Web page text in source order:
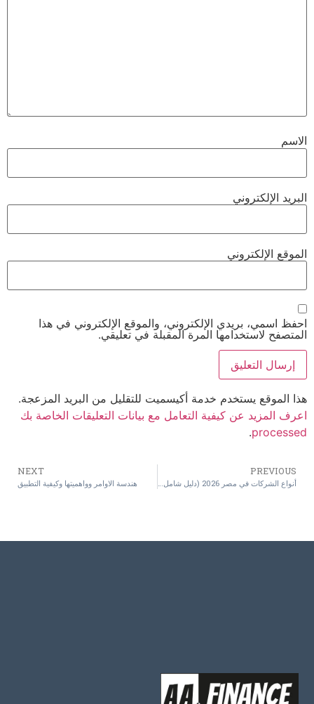
الاسم
البريد الإلكتروني
الموقع الإلكتروني
احفظ اسمي، بريدي الإلكتروني، والموقع الإلكتروني في هذا
المتصفح لاستخدامها المرة المقبلة في تعليقي.
هذا الموقع يستخدم خدمة أكيسميت للتقليل من البريد المزعجة.
اعرف المزيد عن كيفية التعامل مع بيانات التعليقات الخاصة بك
processed
.
PREVIOUS
أنواع الشركات في مصر 2026 (دليل شامل لاختيار الشكل القانوني المناسب)
NEXT
هندسة الاوامر وواهميتها وكيفية التطبيق